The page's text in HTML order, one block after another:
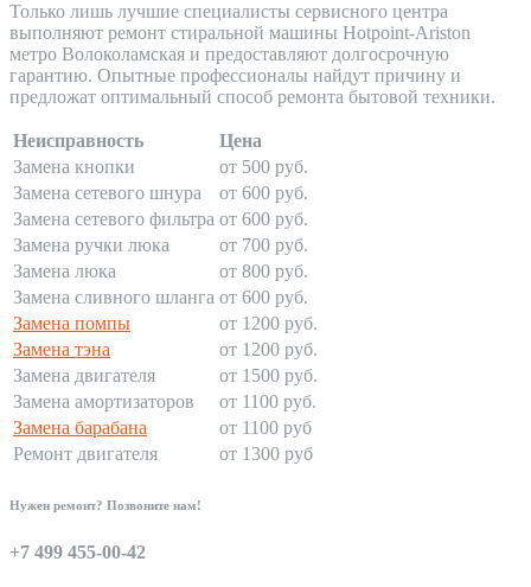
Только лишь лучшие специалисты сервисного центра
выполняют ремонт стиральной машины Hotpoint-Ariston
метро Волоколамская и предоставляют долгосрочную
гарантию. Опытные профессионалы найдут причину и
предложат оптимальный способ ремонта бытовой техники.
Неисправность
Цена
Замена кнопки
от 500 руб.
Замена сетевого шнура
от 600 руб.
Замена сетевого фильтра от 600 руб.
Замена ручки люка
от 700 руб.
Замена люка
от 800 руб.
Замена сливного шланга от 600 руб.
Замена помпы
от 1200 руб.
Замена тэна
от 1200 руб.
Замена двигателя
от 1500 руб.
Замена амортизаторов
от 1100 руб.
Замена барабана
от 1100 руб
Ремонт двигателя
от 1300 руб
Нужен ремонт? Позвоните нам!
+7 499 455-00-42